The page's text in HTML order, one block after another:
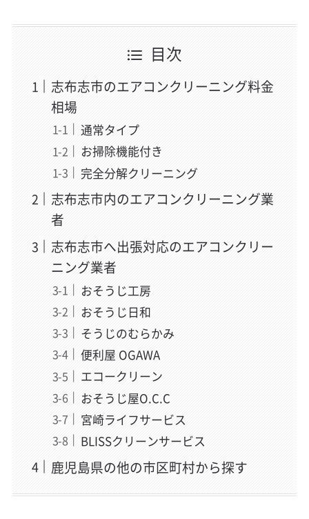
目次
志布志市のエアコンクリーニング料金
相場
通常タイプ
お掃除機能付き
完全分解クリーニング
志布志市内のエアコンクリーニング業
者
志布志市へ出張対応のエアコンクリー
ニング業者
おそうじ工房
おそうじ日和
そうじのむらかみ
便利屋 OGAWA
エコークリーン
おそうじ屋O.C.C
宮崎ライフサービス
BLISSクリーンサービス
鹿児島県の他の市区町村から探す